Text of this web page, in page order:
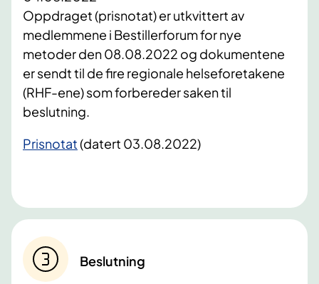
Oppdraget (prisnotat) er utkvittert av
medlemmene i Bestillerforum for nye
metoder den 08.08.2022 og dokumentene
er sendt til de fire regionale helseforetakene
(RHF-ene) som forbereder saken til
beslutning.
Prisnotat(datert 03.08.2022)
Beslutning